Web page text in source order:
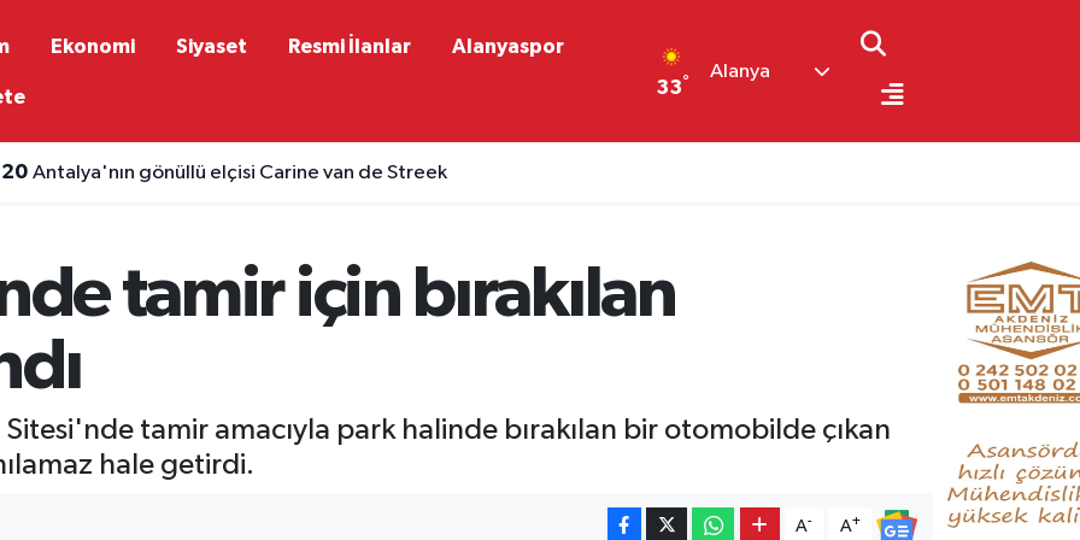
Ekonomi Siyaset Resmi İlanlar Alanyaspor
33°
Alanya
Antalya'nın gönüllü elçisi Carine van de Streek
tamir için bırakılan
tamir amacıyla park halinde bırakılan bir otomobilde çıkan
hale getirdi.
A- A+